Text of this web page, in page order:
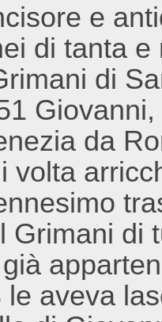
e
di tanta
di
da
volta
Grimani di
le aveva